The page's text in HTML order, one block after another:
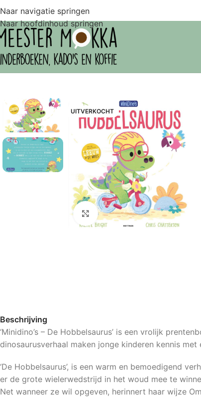
Naar navigatie springen
Naar hoofdinhoud springen
UITVERKOCHT
Klik om te vergroten
Beschrijving
‘Minidino’s – De Hobbelsaurus’ is een vrolijk
dinosaurusverhaal maken jonge kinderen kennis
‘De Hobbelsaurus’, is een warm en bemoedigend
er de grote wielerwedstrijd in het woud mee te
Net wanneer ze wil opgeven, herinnert haar wijze